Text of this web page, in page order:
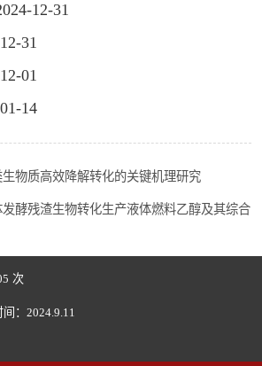
12-31
31
01
14
物质高效降解转化的关键机理研究
酵残渣生物转化生产液体燃料乙醇及其综合
次
： 2024. 9 11